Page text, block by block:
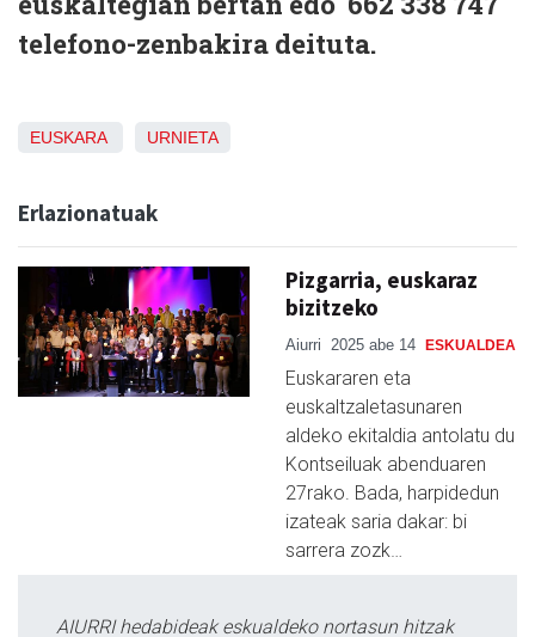
telefono-zenbakira deituta.
EUSKARA URNIETA
Erlazionatuak
Pizgarria, euskaraz
bizitzeko
Aiurri 2025 abe 14 ESKUALDEA
Euskararen eta
euskaltzaletasunaren
aldeko ekitaldia antolatu du
Kontseiluak abenduaren
27rako. Bada, harpidedun
izateak saria dakar: bi
sarrera zozk…
AIURRI hedabideak eskualdeko nortasun hitzak